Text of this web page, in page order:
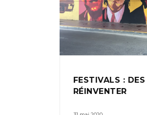
FESTIVALS :
RÉINVENTER